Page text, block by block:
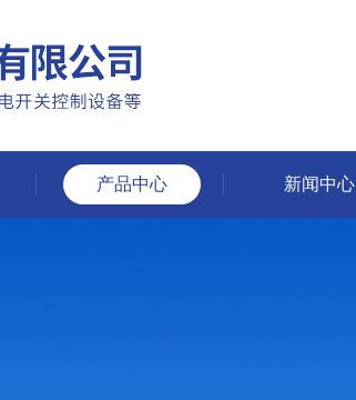
产品中心 新闻中心